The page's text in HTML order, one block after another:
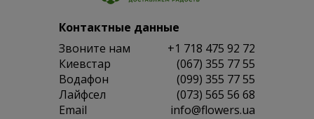
Контактные данные
Звоните нам
+1 718 475 92 72
Киевстар
(067) 355 77 55
Водафон
(099) 355 77 55
Лайфсел
(073) 565 56 68
Email
info@flowers.ua